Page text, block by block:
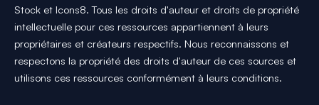
Stock et Icons8. Tous les droits d'auteur et droits de propriété
intellectuelle pour ces ressources appartiennent à leurs
propriétaires et créateurs respectifs. Nous reconnaissons et
respectons la propriété des droits d'auteur de ces sources et
utilisons ces ressources conformément à leurs conditions.